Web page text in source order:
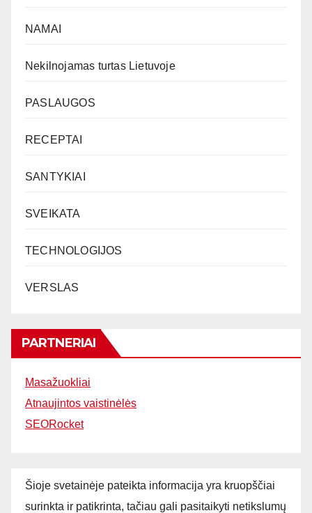
NAMAI
Nekilnojamas turtas Lietuvoje
PASLAUGOS
RECEPTAI
SANTYKIAI
SVEIKATA
TECHNOLOGIJOS
VERSLAS
PARTNERIAI
Masažuokliai
Atnaujintos vaistinėlės
SEORocket
Šioje svetainėje pateikta informacija yra kruopščiai
surinkta ir patikrinta, tačiau gali pasitaikyti netikslumų